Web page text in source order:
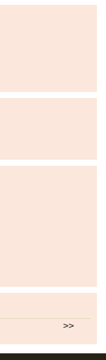
>>